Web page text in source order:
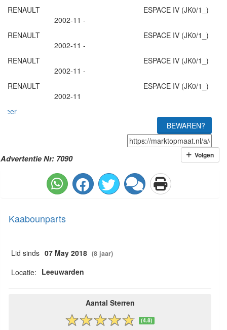
RENAULT ESPACE IV (JK0/1_)
2002-11 -
RENAULT ESPACE IV (JK0/1_)
2002-11 -
RENAULT ESPACE IV (JK0/1_)
2002-11 -
RENAULT ESPACE IV (JK0/1_)
2002-11
meer
BEWAREN?
Advertentie Nr: 7090 Volgen
Kaabounparts
Lid sinds 07 May 2018 (8 jaar)
Locatie: Leeuwarden
Aantal Sterren
(4.8)